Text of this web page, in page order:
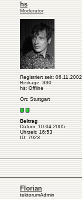
hs
Moderator
Registriert seit: 06.11.2002
Beiträge: 330
hs: Offline
Ort: Stuttgart
Beitrag
Datum: 10.04.2005
Uhrzeit: 16:53
ID: 7923
Florian
tektorumAdmin